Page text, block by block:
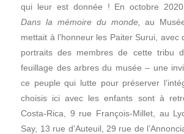
qui leur est donnée ! En octobre
Dans la mémoire du monde,
au
mettait à l’honneur les Paiter Surui, avec
portraits des membres de cette tribu
feuillage des arbres du musée – une
ce peuple qui lutte pour préserver
choisis ici avec les enfants sont à
Costa-Rica, 9 rue François-Millet, au
Say, 13 rue d’Auteuil, 29 rue de